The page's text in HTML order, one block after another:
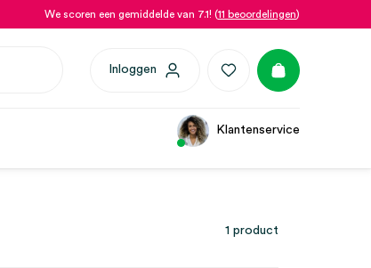
We scoren een gemiddelde van 7.1! (11 beoordelingen)
Inloggen
Klantenservice
1 product